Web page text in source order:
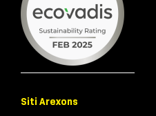
Siti Arexons